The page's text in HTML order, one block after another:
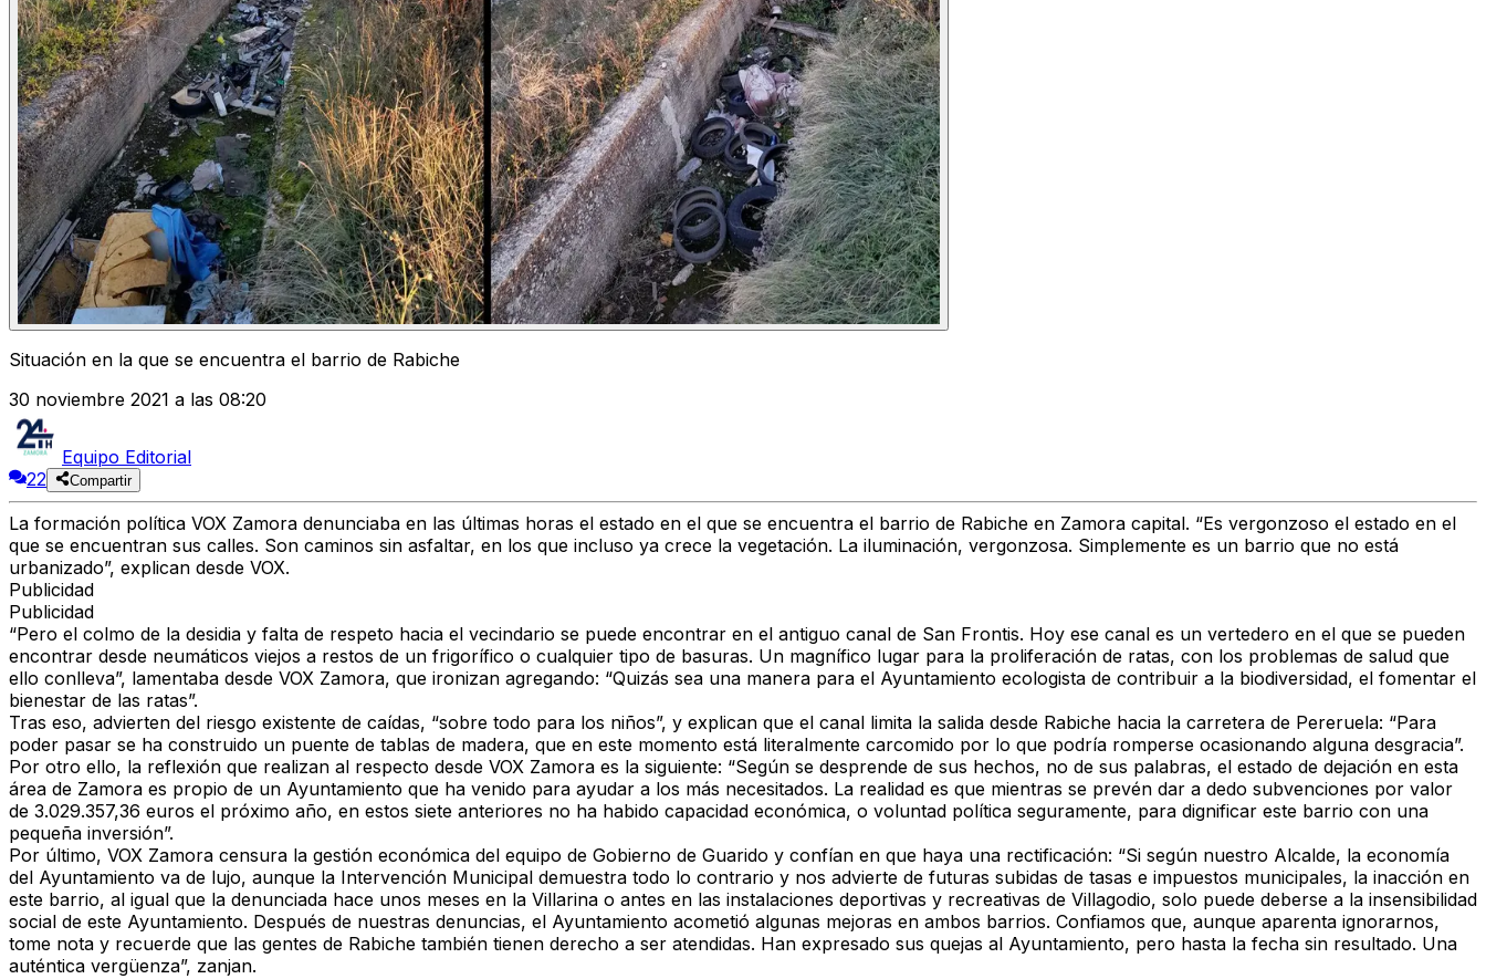
Situación en la que se encuentra el barrio de Rabiche
30 noviembre 2021 a las 08:20
Equipo Editorial
22
Compartir
La formación política VOX Zamora denunciaba en las últimas horas el estado en el que se encuentra el barrio de Rabiche en Zamora capital. “Es vergonzoso el estado en el
que se encuentran sus calles. Son caminos sin asfaltar, en los que incluso ya crece la vegetación. La iluminación, vergonzosa. Simplemente es un barrio que no está
urbanizado”, explican desde VOX.
Publicidad
Publicidad
“Pero el colmo de la desidia y falta de respeto hacia el vecindario se puede encontrar en el antiguo canal de San Frontis. Hoy ese canal es un vertedero en el que se pueden
encontrar desde neumáticos viejos a restos de un frigorífico o cualquier tipo de basuras. Un magnífico lugar para la proliferación de ratas, con los problemas de salud que
ello conlleva”, lamentaba desde VOX Zamora, que ironizan agregando: “Quizás sea una manera para el Ayuntamiento ecologista de contribuir a la biodiversidad, el fomentar el
bienestar de las ratas”.
Tras eso, advierten del riesgo existente de caídas, “sobre todo para los niños”, y explican que el canal limita la salida desde Rabiche hacia la carretera de Pereruela: “Para
poder pasar se ha construido un puente de tablas de madera, que en este momento está literalmente carcomido por lo que podría romperse ocasionando alguna desgracia”.
Por otro ello, la reflexión que realizan al respecto desde VOX Zamora es la siguiente: “Según se desprende de sus hechos, no de sus palabras, el estado de dejación en esta
área de Zamora es propio de un Ayuntamiento que ha venido para ayudar a los más necesitados. La realidad es que mientras se prevén dar a dedo subvenciones por valor
de 3.029.357,36 euros el próximo año, en estos siete anteriores no ha habido capacidad económica, o voluntad política seguramente, para dignificar este barrio con una
pequeña inversión”.
Por último, VOX Zamora censura la gestión económica del equipo de Gobierno de Guarido y confían en que haya una rectificación: “Si según nuestro Alcalde, la economía
del Ayuntamiento va de lujo, aunque la Intervención Municipal demuestra todo lo contrario y nos advierte de futuras subidas de tasas e impuestos municipales, la inacción en
este barrio, al igual que la denunciada hace unos meses en la Villarina o antes en las instalaciones deportivas y recreativas de Villagodio, solo puede deberse a la insensibilidad
social de este Ayuntamiento. Después de nuestras denuncias, el Ayuntamiento acometió algunas mejoras en ambos barrios. Confiamos que, aunque aparenta ignorarnos,
tome nota y recuerde que las gentes de Rabiche también tienen derecho a ser atendidas. Han expresado sus quejas al Ayuntamiento, pero hasta la fecha sin resultado. Una
auténtica vergüenza”, zanjan.